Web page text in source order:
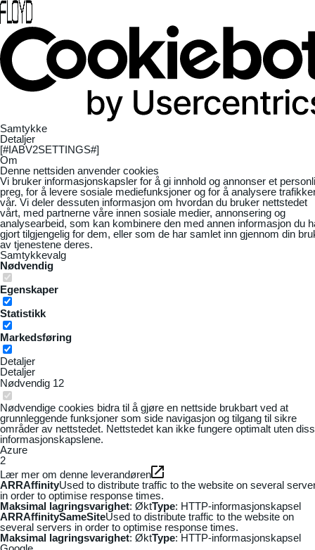
Samtykke
Detaljer
[#IABV2SETTINGS#]
Om
Denne nettsiden anvender cookies
Vi bruker informasjonskapsler for å gi innhold og annonser et
preg, for å levere sosiale mediefunksjoner og for å analysere
vår. Vi deler dessuten informasjon om hvordan du bruker nettstedet
vårt, med partnerne våre innen sosiale medier, annonsering og
analysearbeid, som kan kombinere den med annen informasjon du
gjort tilgjengelig for dem, eller som de har samlet inn gjennom din
av tjenestene deres.
Samtykkevalg
Nødvendig
Egenskaper
Statistikk
Markedsføring
Detaljer
Detaljer
Nødvendig 12
Nødvendige cookies bidra til å gjøre en nettside brukbart ved at
grunnleggende funksjoner som side navigasjon og tilgang til sikre
områder av nettstedet. Nettstedet kan ikke fungere optimalt uten
informasjonskapslene.
Azure
2
Lær mer om denne leverandøren
ARRAffinityUsed to distribute traffic to the website on several
in order to optimise response times.
Maksimal lagringsvarighet: ØktType: HTTP-informasjonskapsel
ARRAffinitySameSiteUsed to distribute traffic to the website on
several servers in order to optimise response times.
Maksimal lagringsvarighet: ØktType: HTTP-informasjonskapsel